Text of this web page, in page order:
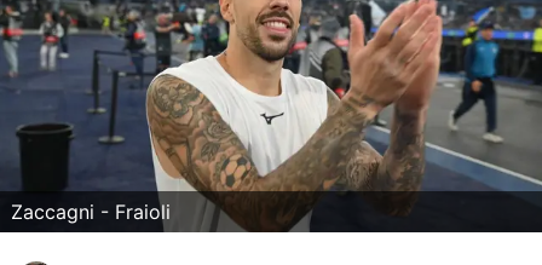
Serie A
Champions League
Europa League
Formula 1
Zaccagni - Fraioli